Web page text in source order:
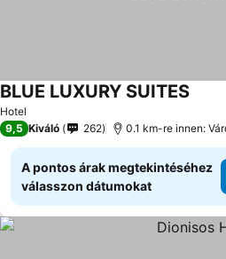
Hotel
BLUE LUXURY SUITES
9,5 Kiváló 262 0.1 km-re innen:
A pontos árak megtekintéséhez
válasszon dátumokat